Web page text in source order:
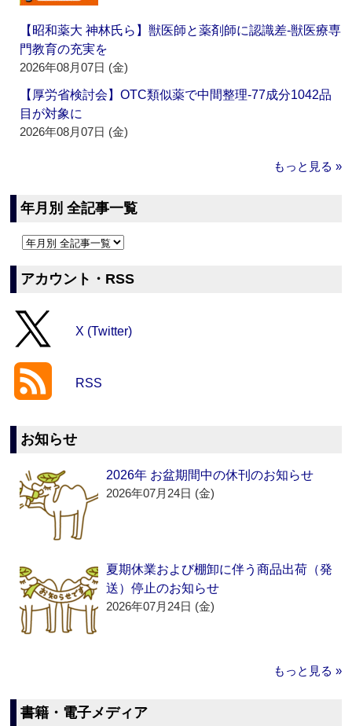
【昭和薬大 神林氏ら】獣医師と薬剤師に認識差‐獣医療専
門教育の充実を
2026年08月07日 (金)
【厚労省検討会】OTC類似薬で中間整理‐77成分1042品
目が対象に
2026年08月07日 (金)
もっと見る »
年月別 全記事一覧
アカウント・RSS
X (Twitter)
RSS
お知らせ
2026年 お盆期間中の休刊のお知らせ
2026年07月24日 (金)
夏期休業および棚卸に伴う商品出荷（発
送）停止のお知らせ
2026年07月24日 (金)
もっと見る »
書籍・電子メディア